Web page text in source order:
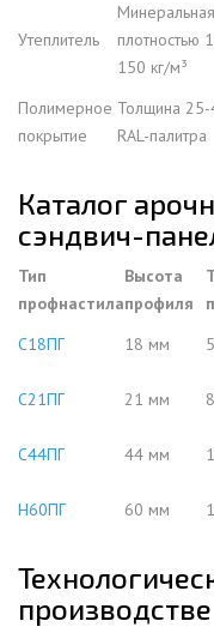
Утеплитель
плотностью
150 кг/м³
Полимерное
покрытие
Толщина
RAL-палитра
Каталог
сэндвич-
Тип
профнастила
Высота
профиля
С18ПГ
18 мм
С21ПГ
21 мм
С44ПГ
44 мм
Н60ПГ
60 мм
производстве